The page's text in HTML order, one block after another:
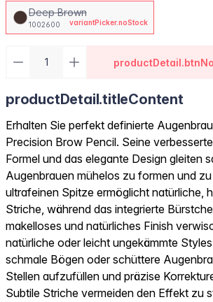
Deep Brown
1002600 variantPicker.noStock
productDetail.titleContent
Erhalten Sie perfekt definierte
Precision Brow Pencil. Seine
Formel und das elegante Design gleiten
Augenbrauen mühelos zu formen und
ultrafeinen Spitze ermöglicht natürliche,
Striche, während das integrierte
makelloses und natürliches Finish
natürliche oder leicht ungekämmte
schmale Bögen oder schüttere
Stellen aufzufüllen und präzise
Subtile Striche vermeiden den Effekt zu